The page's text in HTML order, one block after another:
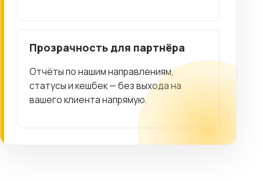
Прозрачность для партнёра
Отчёты по нашим направлениям,
статусы и кешбек — без выхода на
вашего клиента напрямую.